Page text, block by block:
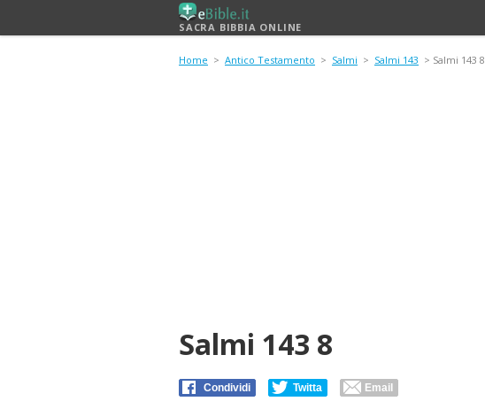
SACRA BIBBIA ONLINE
Home > Antico Testamento > Salmi > Salmi 143 > Salmi 143 8
Salmi 143 8
Condividi Twitta Email